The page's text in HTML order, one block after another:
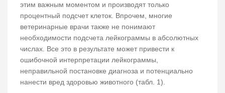
этим важным моментом и производят только
процентный подсчет клеток. Впрочем, многие
ветеринарные врачи также не понимают
необходимости подсчета лейкограммы в абсолютных
числах. Все это в результате может привести к
ошибочной интерпретации лейкограммы,
неправильной постановке диагноза и потенциально
нанести вред здоровью животного (табл. 1).